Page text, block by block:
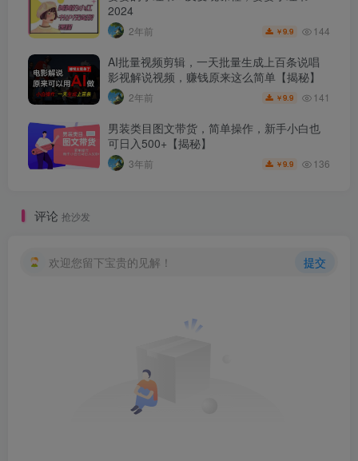
2024
2年前 ￥9.9 144
AI批量视频剪辑，一天批量生成上百条说唱
影视解说视频，赚钱原来这么简单【揭秘】
2年前 ￥9.9 141
男装类目图文带货，简单操作，新手小白也
可日入500+【揭秘】
3年前 ￥9.9 136
评论 抢沙发
欢迎您留下宝贵的见解！ 提交